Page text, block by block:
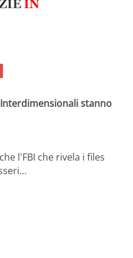
stanno
l'FBI che rivela i files